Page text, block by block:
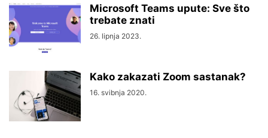
Microsoft Teams upute: Sve što
trebate znati
26. lipnja 2023.
Kako zakazati Zoom sastanak?
16. svibnja 2020.